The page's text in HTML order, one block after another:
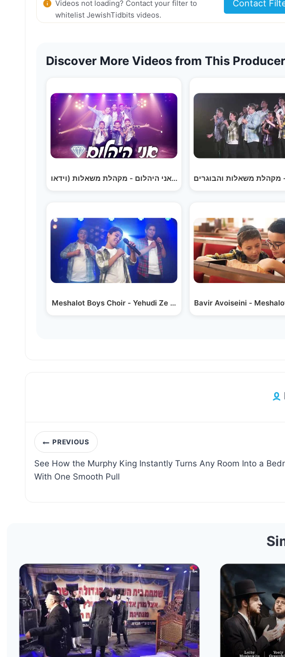
Videos not loading? Contact your filter to
whitelist JewishTidbits videos.
Contact
Discover More Videos from This Producer
אני היהלום - מקהלת משאלות (וידאו) | Ani Ha'Yahalom -…
Meshalot Boys Choir - Yehudi Ze Hachi | יהודי זה הכי…
Bavir Avoiseini -
Post
navigation
PREVIOUS
See How the Murphy King Instantly Turns Any Room Into a
With One Smooth Pull